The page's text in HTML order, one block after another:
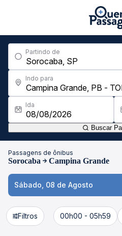
Partindo de
Indo para
Ida
Buscar
Passagens de ônibus
Sorocaba Campina Grande
Sábado, 08 de Agosto
Filtros 00h00 - 05h59